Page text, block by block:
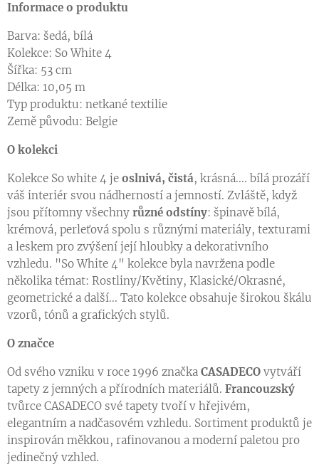
Informace o produktu
Barva: šedá, bílá
Kolekce: So White 4
Šířka: 53 cm
Délka: 10,05 m
Typ produktu: netkané textilie
Země původu: Belgie
O kolekci
Kolekce So white 4 je oslnivá, čistá, krásná.... bílá prozáří
váš interiér svou nádherností a jemností. Zvláště, když
jsou přítomny všechny různé odstíny: špinavě bílá,
krémová, perleťová spolu s různými materiály, texturami
a leskem pro zvýšení její hloubky a dekorativního
vzhledu. "So White 4" kolekce byla navržena podle
několika témat: Rostliny/Květiny, Klasické/Okrasné,
geometrické a další... Tato kolekce obsahuje širokou škálu
vzorů, tónů a grafických stylů.
O značce
Od svého vzniku v roce 1996 značka CASADECO vytváří
tapety z jemných a přírodních materiálů. Francouzský
tvůrce CASADECO své tapety tvoří v hřejivém,
elegantním a nadčasovém vzhledu. Sortiment produktů je
inspirován měkkou, rafinovanou a moderní paletou pro
jedinečný vzhled.